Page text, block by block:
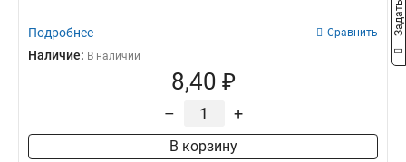
Подробнее Сравнить
Наличие: В наличии
8,40 ₽
– +
В корзину